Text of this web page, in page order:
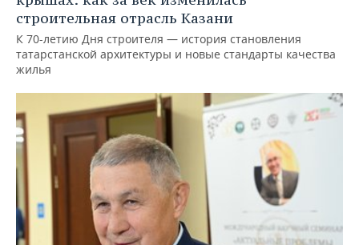
строительная отрасль Казани
К 70-летию Дня строителя — история становления
татарстанской архитектуры и новые стандарты качества
жилья